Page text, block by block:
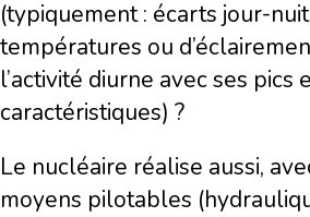
(typiquement : écarts jour-
températures ou
l’activité diurne avec ses pics
caractéristiques) ?
Le nucléaire réalise aussi,
moyens pilotables